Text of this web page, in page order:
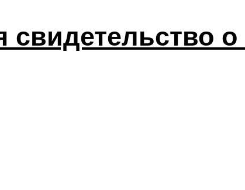
свидетельство